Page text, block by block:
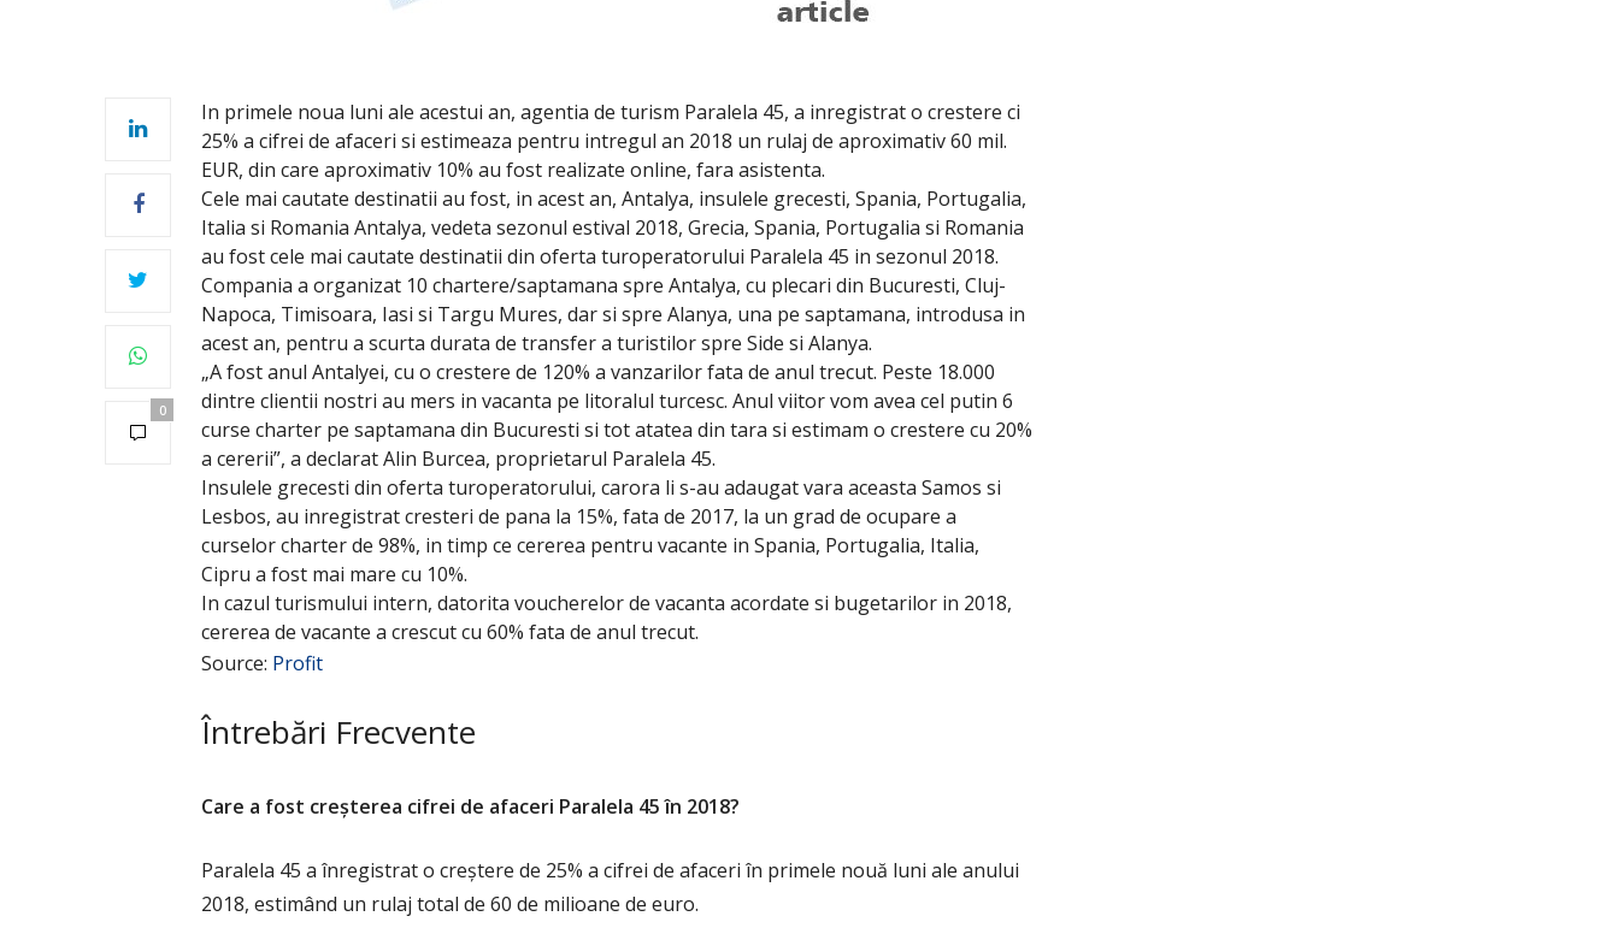
0
In primele noua luni ale acestui an, agentia de turism Paralela 45, a inregistrat o crestere ci
25% a cifrei de afaceri si estimeaza pentru intregul an 2018 un rulaj de aproximativ 60 mil.
EUR, din care aproximativ 10% au fost realizate online, fara asistenta.
Cele mai cautate destinatii au fost, in acest an, Antalya, insulele grecesti, Spania, Portugalia,
Italia si Romania Antalya, vedeta sezonul estival 2018, Grecia, Spania, Portugalia si Romania
au fost cele mai cautate destinatii din oferta turoperatorului Paralela 45 in sezonul 2018.
Compania a organizat 10 chartere/saptamana spre Antalya, cu plecari din Bucuresti, Cluj-
Napoca, Timisoara, Iasi si Targu Mures, dar si spre Alanya, una pe saptamana, introdusa in
acest an, pentru a scurta durata de transfer a turistilor spre Side si Alanya.
„A fost anul Antalyei, cu o crestere de 120% a vanzarilor fata de anul trecut. Peste 18.000
dintre clientii nostri au mers in vacanta pe litoralul turcesc. Anul viitor vom avea cel putin 6
curse charter pe saptamana din Bucuresti si tot atatea din tara si estimam o crestere cu 20%
a cererii”, a declarat Alin Burcea, proprietarul Paralela 45.
Insulele grecesti din oferta turoperatorului, carora li s-au adaugat vara aceasta Samos si
Lesbos, au inregistrat cresteri de pana la 15%, fata de 2017, la un grad de ocupare a
curselor charter de 98%, in timp ce cererea pentru vacante in Spania, Portugalia, Italia,
Cipru a fost mai mare cu 10%.
In cazul turismului intern, datorita voucherelor de vacanta acordate si bugetarilor in 2018,
cererea de vacante a crescut cu 60% fata de anul trecut.
Source: Profit
Întrebări Frecvente
Care a fost creșterea cifrei de afaceri Paralela 45 în 2018?
Paralela 45 a înregistrat o creștere de 25% a cifrei de afaceri în primele nouă luni ale anului
2018, estimând un rulaj total de 60 de milioane de euro.